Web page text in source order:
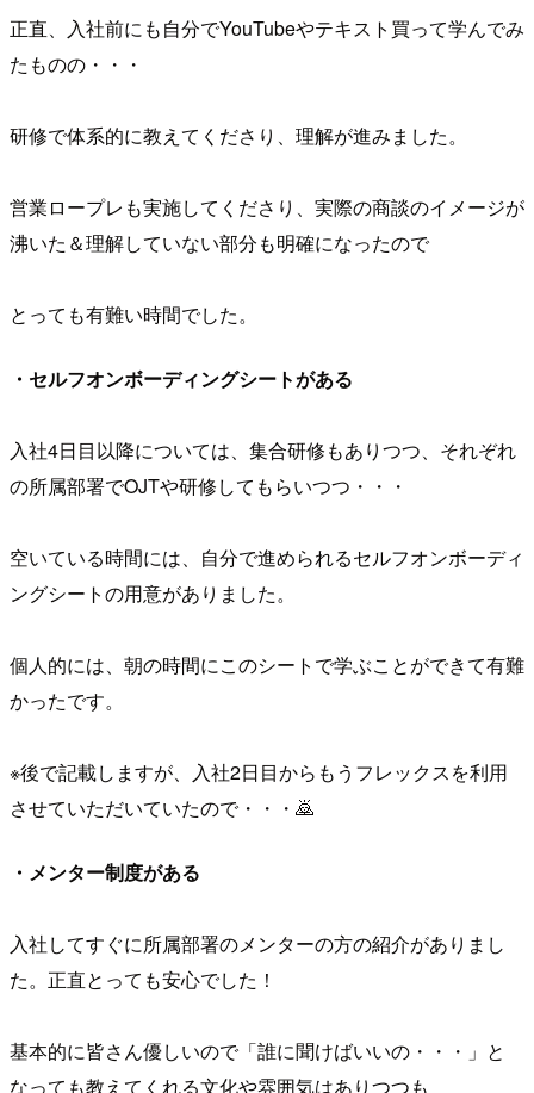
正直、入社前にも自分でYouTubeやテキスト買って学んでみ
たものの・・・
研修で体系的に教えてくださり、理解が進みました。
営業ロープレも実施してくださり、実際の商談のイメージが
沸いた＆理解していない部分も明確になったので
とっても有難い時間でした。
・セルフオンボーディングシートがある
入社4日目以降については、集合研修もありつつ、それぞれ
の所属部署でOJTや研修してもらいつつ・・・
空いている時間には、自分で進められるセルフオンボーディ
ングシートの用意がありました。
個人的には、朝の時間にこのシートで学ぶことができて有難
かったです。
※後で記載しますが、入社2日目からもうフレックスを利用
させていただいていたので・・・🙇
・メンター制度がある
入社してすぐに所属部署のメンターの方の紹介がありまし
た。正直とっても安心でした！
基本的に皆さん優しいので「誰に聞けばいいの・・・」と
なっても教えてくれる文化や雰囲気はありつつも